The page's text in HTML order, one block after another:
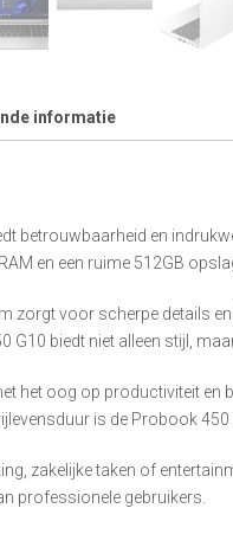
informatie
betrouwbaarheid en
en een ruime 512GB
zorgt voor scherpe details
G10 biedt niet alleen stijl,
het oog op productiviteit en
is de Probook
zakelijke taken of
professionele gebruikers.